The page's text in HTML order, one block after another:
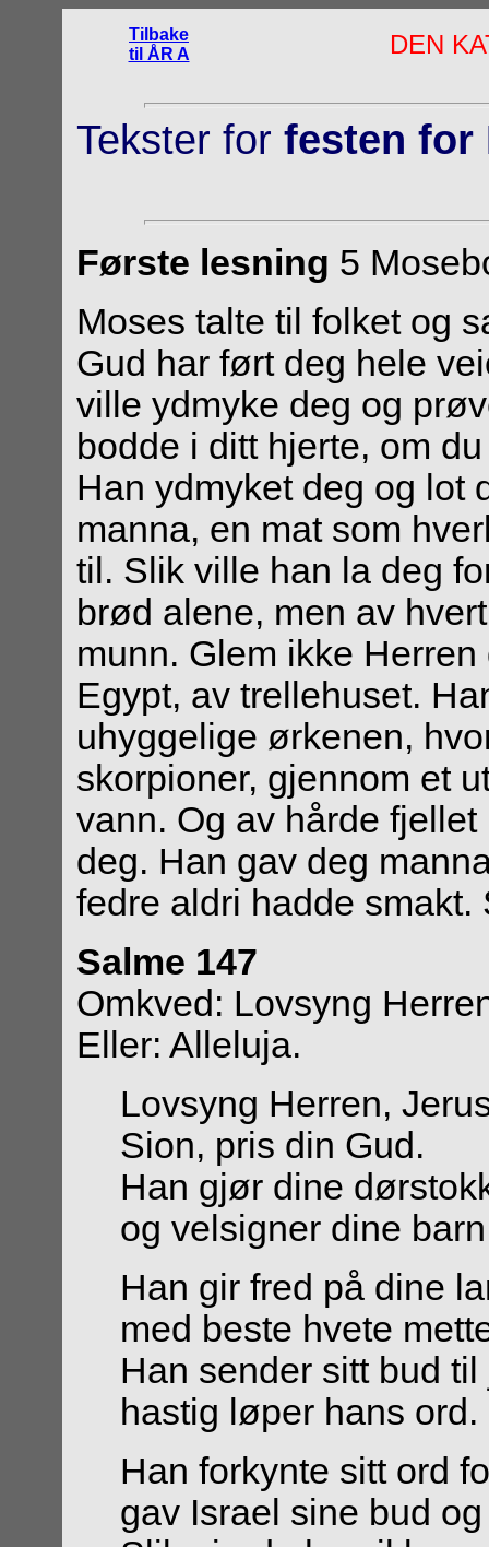
Tilbake
til ÅR A
DEN
Tekster for festen for
Første lesning 5
Moses talte til folket og
Gud har ført deg hele
ville ydmyke deg og
bodde i ditt hjerte, om
Han ydmyket deg og lot
manna, en mat som
til. Slik ville han la deg
brød alene, men av
munn. Glem ikke
Egypt, av trellehuset.
uhyggelige ørkenen,
skorpioner, gjennom et
vann. Og av hårde
deg. Han gav deg
fedre aldri hadde
Salme 147
Omkved: Lovsyng
Eller: Alleluja.
Lovsyng Herren,
Sion, pris din Gud.
Han gjør dine
og velsigner dine
Han gir fred på dine
med beste hvete
Han sender sitt bud til
hastig løper hans ord.
Han forkynte sitt ord
gav Israel sine bud